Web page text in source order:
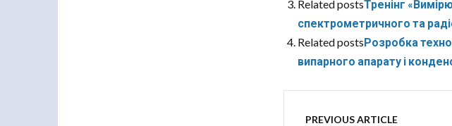
Related postsТренінг
спектрометричного та
Related postsРозробка
випарного апарату і
PREVIOUS ARTICLE